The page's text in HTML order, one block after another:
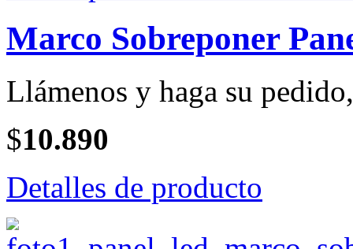
Marco Sobreponer
Llámenos y haga su
$10.890
Detalles de producto